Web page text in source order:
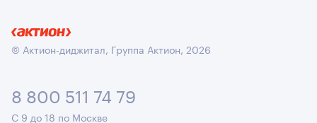
© Актион-диджитал, Группа Актион, 2026
8 800 511 74 79
С 9 до 18 по Москве